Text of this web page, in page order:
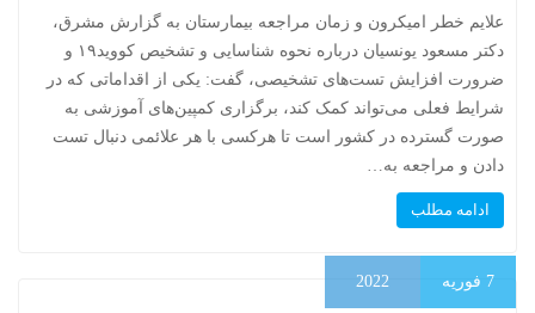
علایم خطر امیکرون و زمان مراجعه بیمارستان به گزارش مشرق،
دکتر مسعود یونسیان درباره نحوه شناسایی و تشخیص کووید۱۹ و
ضرورت افزایش تست‌های تشخیصی، گفت: یکی از اقداماتی که در
شرایط فعلی می‌تواند کمک کند، برگزاری کمپین‌های آموزشی به
صورت گسترده در کشور است تا هرکسی با هر علائمی دنبال تست
دادن و مراجعه به…
ادامه مطلب
7 فوریه 2022